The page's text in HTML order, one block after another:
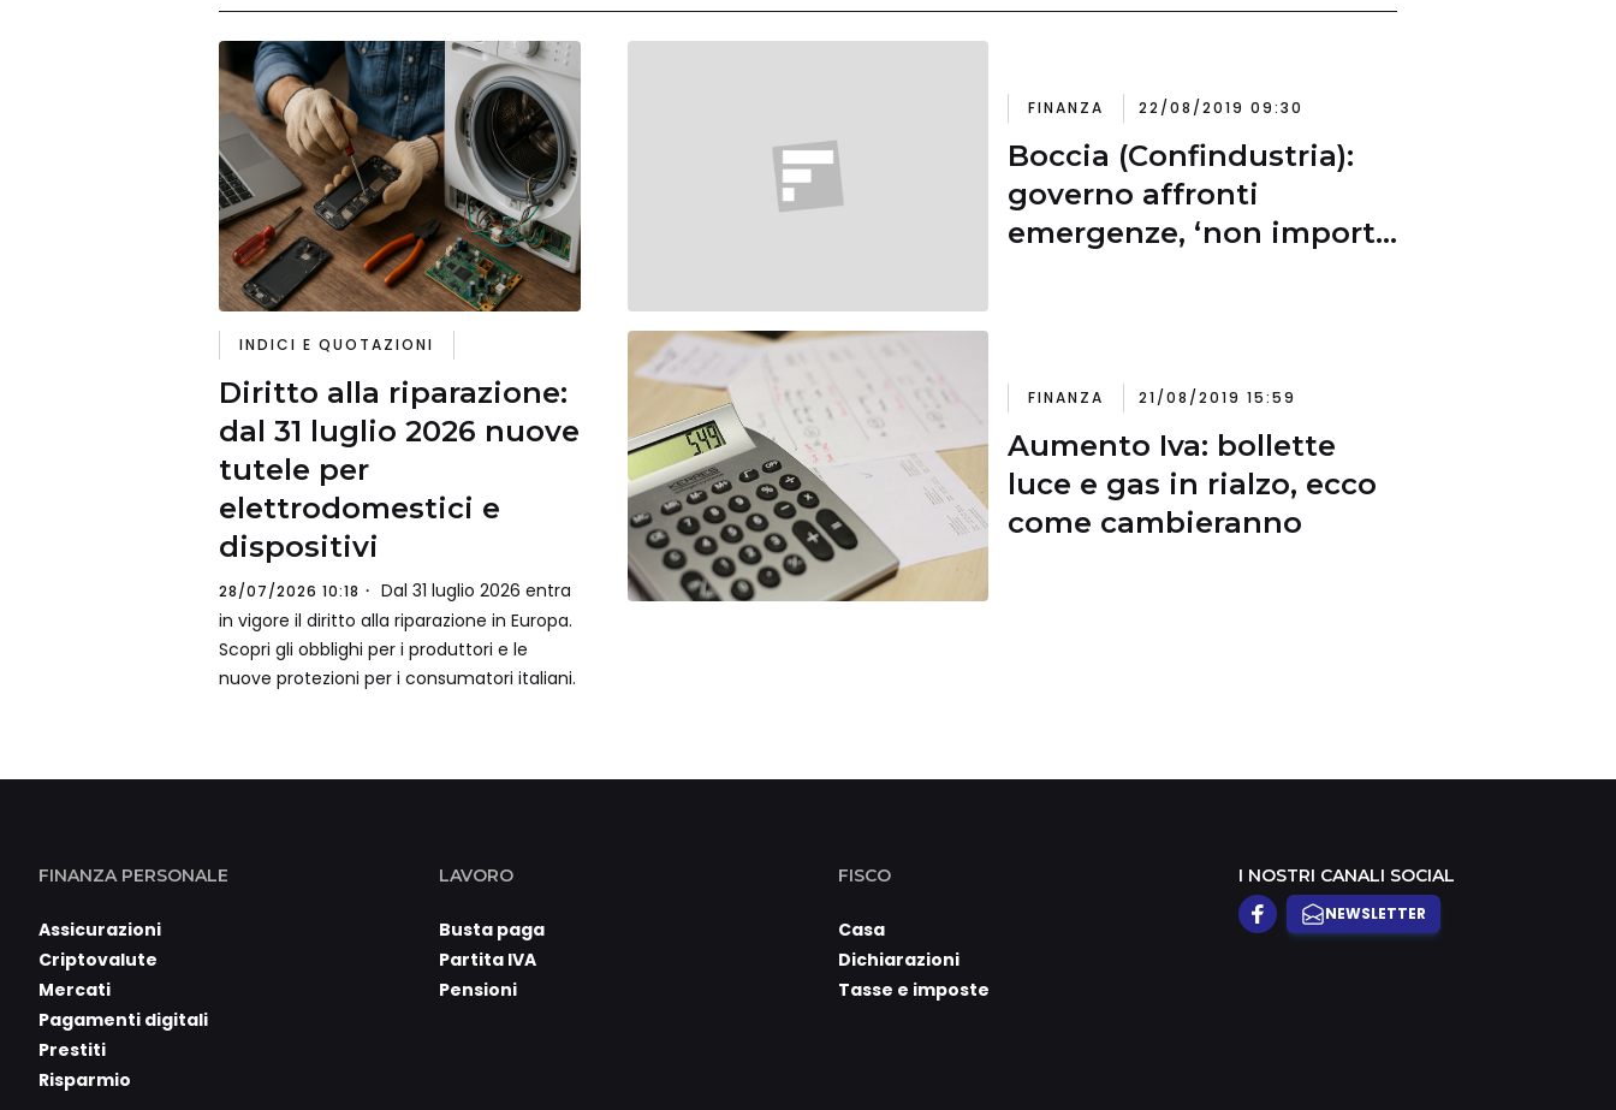
INDICI E QUOTAZIONI
Diritto alla riparazione:
dal 31 luglio 2026 nuove
tutele per
elettrodomestici e
dispositivi
28/07/2026 10:18
Dal 31 luglio 2026 entra
in vigore il diritto alla riparazione in Europa.
Scopri gli obblighi per i produttori e le
nuove protezioni per i consumatori italiani.
FINANZA 22/08/2019 09:30
Boccia (Confindustria):
governo affronti
emergenze, ‘non importa
FINANZA 21/08/2019 15:59
Aumento Iva: bollette
luce e gas in rialzo, ecco
come cambieranno
FINANZA PERSONALE
Assicurazioni
Criptovalute
Mercati
Pagamenti digitali
Prestiti
Risparmio
LAVORO
Busta paga
Partita IVA
Pensioni
FISCO
Casa
Dichiarazioni
Tasse e imposte
I NOSTRI CANALI SOCIAL
NEWSLETTER